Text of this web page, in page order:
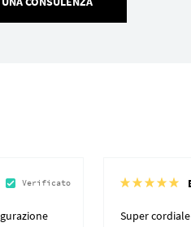
Verificato
Super